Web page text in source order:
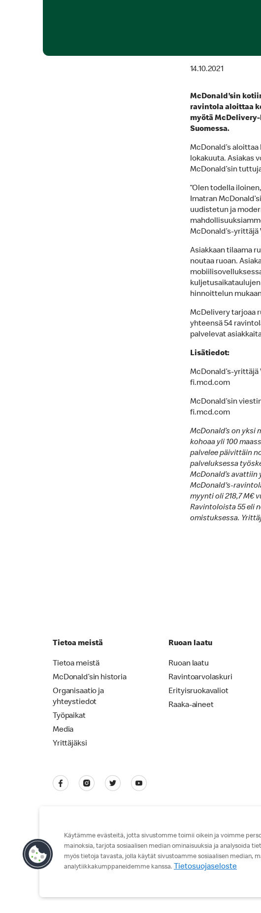
14.10.2021
McDonald’sin
ravintola aloittaa
myötä
Suomessa.
McDonald’s
lokakuuta. Asiakas
McDonald’sin
“Olen todella
Imatran
uudistetun ja
McDonald’s-yrittäjä
Asiakkaan tilaama
noutaa ruoan.
hinnoittelun
McDelivery tarjoaa
yhteensä 54
palvelevat
Lisätiedot:
McDonald’s-yrittäjä
fi.mcd.com
McDonald’sin
fi.mcd.com
McDonald’s on
kohoaa yli 100
palvelee päivittäin
palveluksessa
McDonald’s avattiin
McDonald's-
myynti oli 218,7 M€
Ravintoloista 55 eli
omistuksessa.
Tietoa meistä
Tietoa meistä
McDonald’sin historia
Organisaatio ja
yhteystiedot
Työpaikat
Media
Yrittäjäksi
Ruoan laatu
Ruoan laatu
Ravintoarvolaskuri
Erityisruokavaliot
Raaka-aineet
Tietosuojaseloste Käyttöehdot
Käytämme evästeitä, jotta sivustomme toimii oikein ja voimme
mainoksia, tarjota sosiaalisen median ominaisuuksia ja analysoida
myös tietoja tavasta, jolla käytät sivustoamme sosiaalisen median,
analytiikkakumppaneidemme kanssa.
Tietosuojaseloste